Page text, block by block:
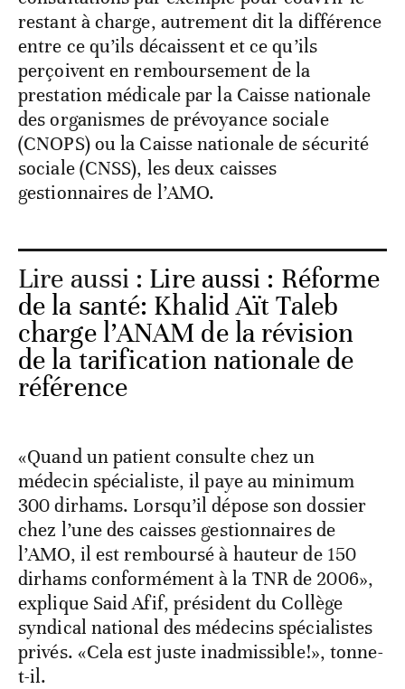
restant à charge, autrement dit la différence
entre ce qu’ils décaissent et ce qu’ils
perçoivent en remboursement de la
prestation médicale par la Caisse nationale
des organismes de prévoyance sociale
(CNOPS) ou la Caisse nationale de sécurité
sociale (CNSS), les deux caisses
gestionnaires de l’AMO.
Lire aussi : Lire aussi : Réforme
de la santé: Khalid Aït Taleb
charge l’ANAM de la révision
de la tarification nationale de
référence
«Quand un patient consulte chez un
médecin spécialiste, il paye au minimum
300 dirhams. Lorsqu’il dépose son dossier
chez l’une des caisses gestionnaires de
l’AMO, il est remboursé à hauteur de 150
dirhams conformément à la TNR de 2006»,
explique Said Afif, président du Collège
syndical national des médecins spécialistes
privés. «Cela est juste inadmissible!», tonne-
t-il.